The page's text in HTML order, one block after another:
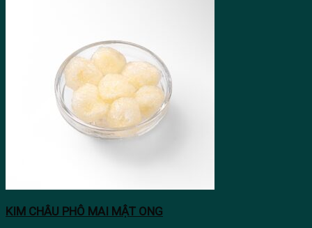
KIM CHÂU PHÔ MAI MẬT ONG